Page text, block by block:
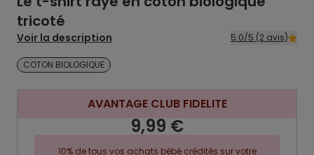
tricoté
Voir la description 5.0/5 (2 avis)
COTON BIOLOGIQUE
AVANTAGE CLUB FIDELITE
9,99 €
10% de tous vos achats bébé crédités sur votre